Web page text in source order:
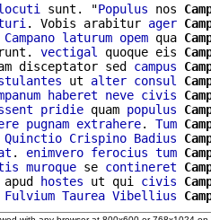
sunt. "Populus nos
. Vobis arabitur ager
Campano laturum opem qua
vectigal quoque eis
disceptator sed campus
ut alter consul
haberet neve civis
pridie quam populus
pugnam extrahere. Tum
Quinctio Crispino Badius
. enimvero ferocius tum
muroque se contineret
hostes ut qui civis
Fulvium Taurea Vibellius